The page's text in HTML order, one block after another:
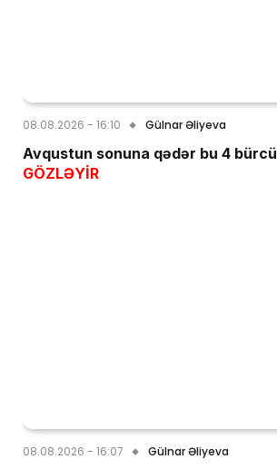
08.08.2026 - 16:10 Gülnar Əliyeva
Avqustun sonuna qədər bu 4 bürcü
GÖZLƏYİR
08.08.2026 - 16:07 Gülnar Əliyeva